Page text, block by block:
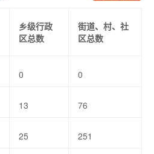
乡级行政
区总数
街道、村、社
区总数
0 0
13 76
25 251